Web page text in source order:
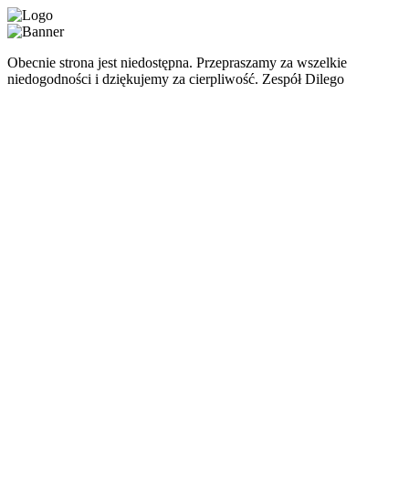
Obecnie strona jest niedostępna. Przepraszamy za wszelkie
niedogodności i dziękujemy za cierpliwość. Zespół Dilego